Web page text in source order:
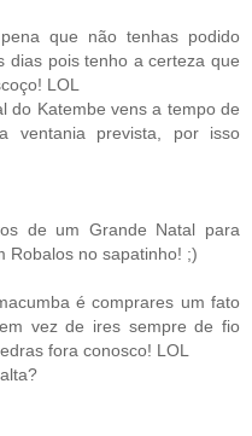
que não tenhas podido
dias pois tenho a certeza que
LOL
do Katembe vens a tempo de
ventania prevista, por isso
de um Grande Natal para
Robalos no sapatinho! ;)
é comprares um fato
vez de ires sempre de fio
fora conosco! LOL